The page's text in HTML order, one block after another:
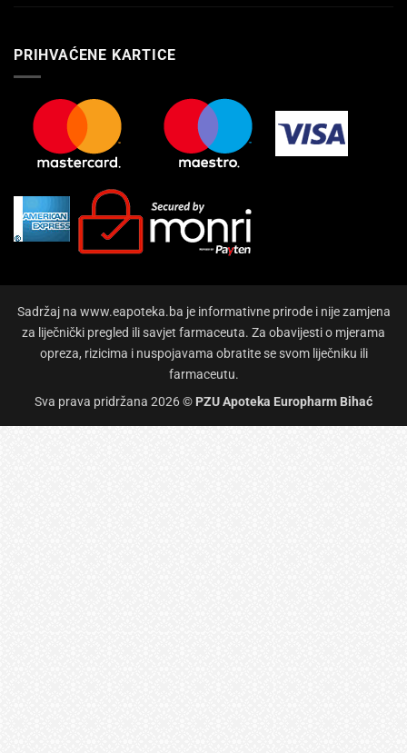
PRIHVAĆENE KARTICE
Sadržaj na www.eapoteka.ba je informativne prirode i nije zamjena
za liječnički pregled ili savjet farmaceuta. Za obavijesti o mjerama
opreza, rizicima i nuspojavama obratite se svom liječniku ili
farmaceutu.
Sva prava pridržana 2026 © PZU Apoteka Europharm Bihać